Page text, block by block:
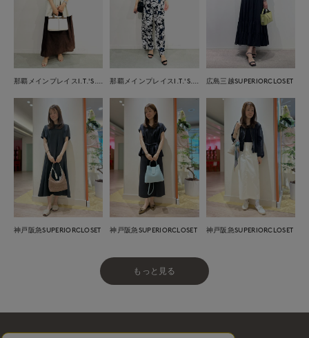
広島三越SUPERIORCLOSET
神戸阪急SUPERIORCLOSET 神戸阪急SUPERIORCLOSET 神戸阪急SUPERIORCLOSET
もっと見る